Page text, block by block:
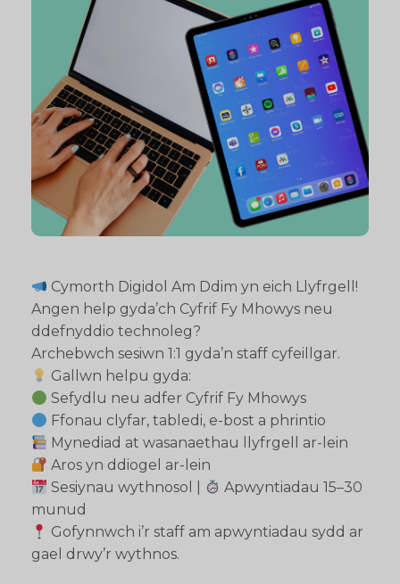
Cymorth Digidol Am Ddim yn eich Llyfrgell!
Angen help gyda’ch Cyfrif Fy Mhowys neu
ddefnyddio technoleg?
Archebwch sesiwn 1:1 gyda’n staff cyfeillgar.
Gallwn helpu gyda:
Sefydlu neu adfer Cyfrif Fy Mhowys
Ffonau clyfar, tabledi, e-bost a phrintio
Mynediad at wasanaethau llyfrgell ar-lein
Aros yn ddiogel ar-lein
Sesiynau wythnosol |
Apwyntiadau 15–30
munud
Gofynnwch i’r staff am apwyntiadau sydd ar
gael drwy’r wythnos.